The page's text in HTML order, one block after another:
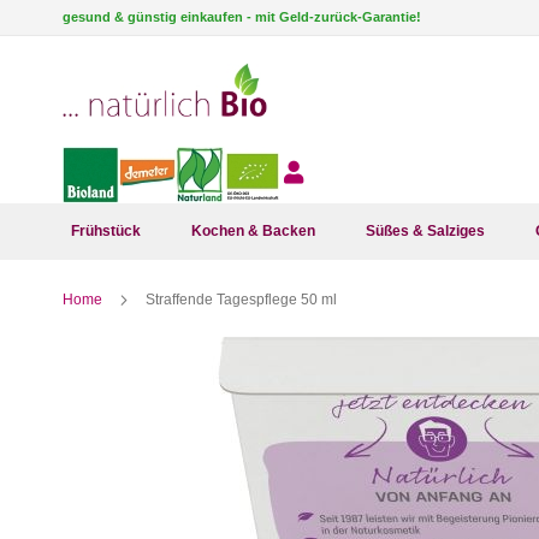
Direkt
gesund & günstig einkaufen - mit Geld-zurück-Garantie!
Frühstück Kochen & Backen Süßes & Salziges
Home Straffende Tagespflege 50 ml